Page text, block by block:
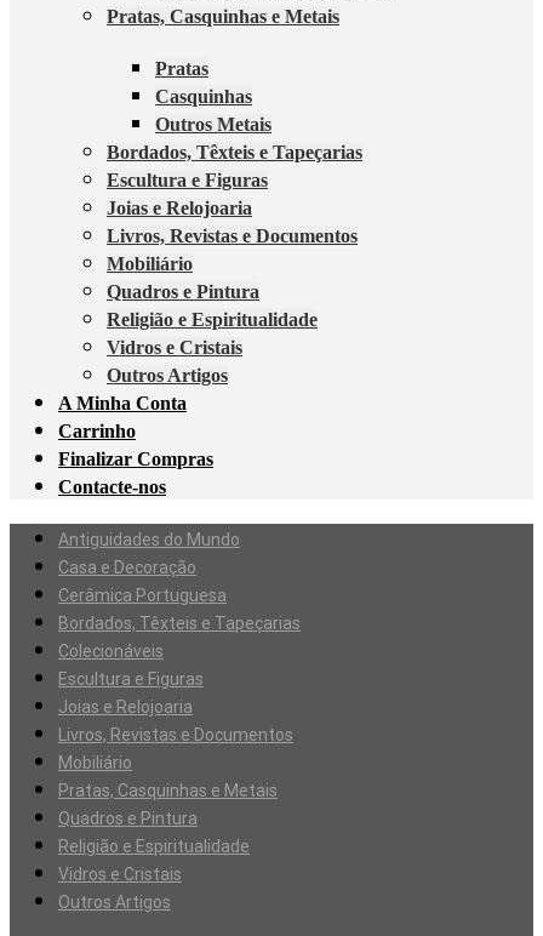
Pratas, Casquinhas e Metais
Pratas
Casquinhas
Outros Metais
Bordados, Têxteis e Tapeçarias
Escultura e Figuras
Joias e Relojoaria
Livros, Revistas e Documentos
Mobiliário
Quadros e Pintura
Religião e Espiritualidade
Vidros e Cristais
Outros Artigos
A Minha Conta
Carrinho
Finalizar Compras
Contacte-nos
Antiguidades do Mundo
Casa e Decoração
Cerâmica Portuguesa
Bordados, Têxteis e Tapeçarias
Colecionáveis
Escultura e Figuras
Joias e Relojoaria
Livros, Revistas e Documentos
Mobiliário
Pratas, Casquinhas e Metais
Quadros e Pintura
Religião e Espiritualidade
Vidros e Cristais
Outros Artigos